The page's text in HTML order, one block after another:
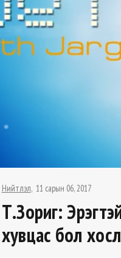
Нийтлэл 11 сарын 06, 2017
Т.Зориг:
хувцас бол